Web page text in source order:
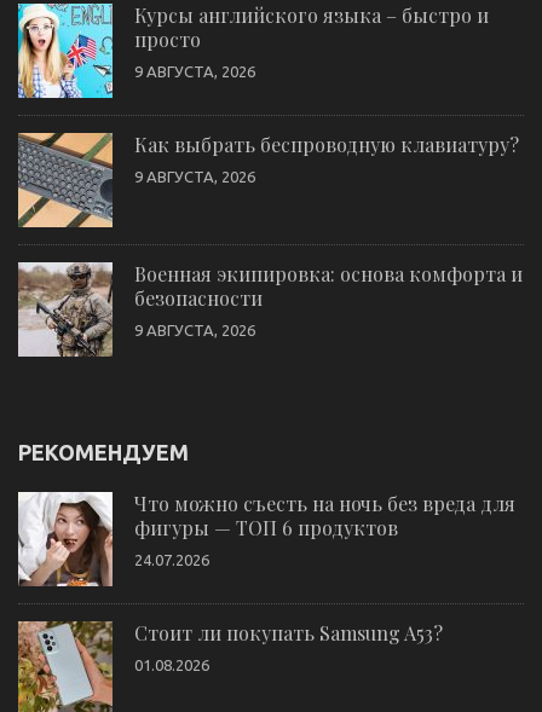
Курсы английского языка – быстро и
просто
9 АВГУСТА, 2026
Как выбрать беспроводную клавиатуру?
9 АВГУСТА, 2026
Военная экипировка: основа комфорта и
безопасности
9 АВГУСТА, 2026
РЕКОМЕНДУЕМ
Что можно съесть на ночь без вреда для
фигуры — ТОП 6 продуктов
24.07.2026
Стоит ли покупать Samsung A53?
01.08.2026